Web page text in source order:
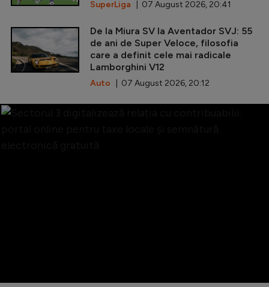
SuperLiga | 07 August 2026, 20:41
De la Miura SV la Aventador SVJ: 55
de ani de Super Veloce, filosofia
care a definit cele mai radicale
Lamborghini V12
Auto | 07 August 2026, 20:12